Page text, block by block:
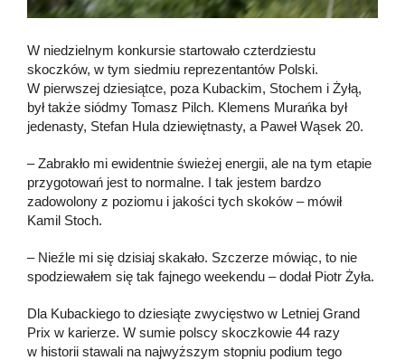
W niedzielnym konkursie startowało czterdziestu
skoczków, w tym siedmiu reprezentantów Polski.
W pierwszej dziesiątce, poza Kubackim, Stochem i Żyłą,
był także siódmy Tomasz Pilch. Klemens Murańka był
jedenasty, Stefan Hula dziewiętnasty, a Paweł Wąsek 20.
– Zabrakło mi ewidentnie świeżej energii, ale na tym etapie
przygotowań jest to normalne. I tak jestem bardzo
zadowolony z poziomu i jakości tych skoków – mówił
Kamil Stoch.
– Nieźle mi się dzisiaj skakało. Szczerze mówiąc, to nie
spodziewałem się tak fajnego weekendu – dodał Piotr Żyła.
Dla Kubackiego to dziesiąte zwycięstwo w Letniej Grand
Prix w karierze. W sumie polscy skoczkowie 44 razy
w historii stawali na najwyższym stopniu podium tego